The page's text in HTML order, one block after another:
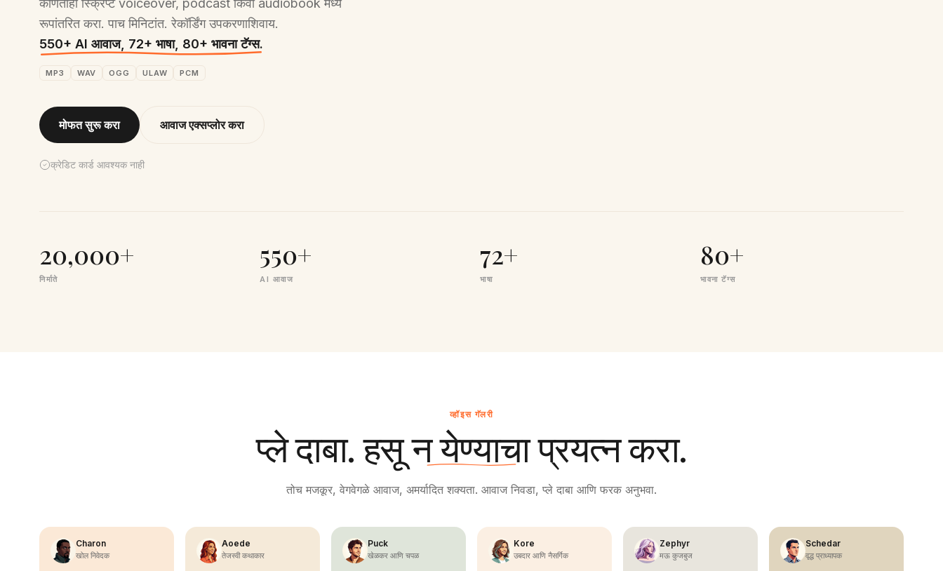
कोणताही स्क्रिप्ट voiceover, podcast किंवा audiobook मध्ये
रूपांतरित करा. पाच मिनिटांत. रेकॉर्डिंग उपकरणाशिवाय.
550+ AI आवाज, 72+ भाषा, 80+ भावना टॅग्स.
MP3 WAV OGG ULAW PCM
मोफत सुरू करा आवाज एक्सप्लोर करा
क्रेडिट कार्ड आवश्यक नाही
20,000+
निर्माते
550+
AI आवाज
72+
भाषा
80+
भावना टॅग्स
व्हॉइस गॅलरी
प्ले दाबा. हसू न येण्याचा प्रयत्न करा.
तोच मजकूर, वेगवेगळे आवाज, अमर्यादित शक्यता. आवाज निवडा, प्ले दाबा आणि फरक अनुभवा.
Charon
खोल निवेदक
Aoede
तेजस्वी कथाकार
Puck
खेळकर आणि चपळ
Kore
उबदार आणि नैसर्गिक
Zephyr
मऊ कुजबुज
Schedar
वृद्ध प्राध्यापक